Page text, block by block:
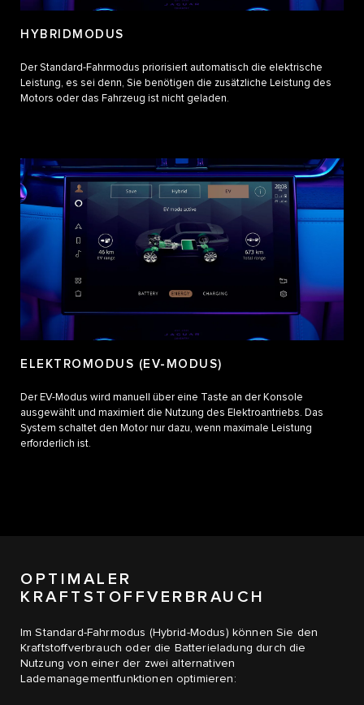
HYBRIDMODUS
Der Standard-Fahrmodus priorisiert automatisch die elektrische
Leistung, es sei denn, Sie benötigen die zusätzliche Leistung des
Motors oder das Fahrzeug ist nicht geladen.
ELEKTROMODUS (EV-MODUS)
Der EV-Modus wird manuell über eine Taste an der Konsole
ausgewählt und maximiert die Nutzung des Elektroantriebs. Das
System schaltet den Motor nur dazu, wenn maximale Leistung
erforderlich ist.
OPTIMALER
KRAFTSTOFFVERBRAUCH
Im Standard-Fahrmodus (Hybrid-Modus) können Sie den
Kraftstoffverbrauch oder die Batterieladung durch die
Nutzung von einer der zwei alternativen
Lademanagementfunktionen optimieren: